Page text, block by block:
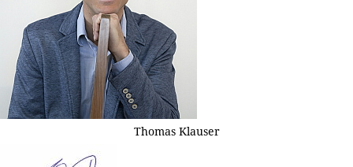
Thomas Klauser